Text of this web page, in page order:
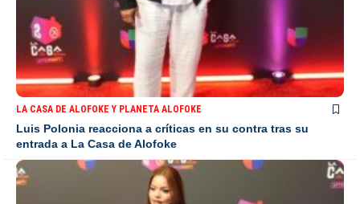
LA CASA DE ALOFOKE Y PLANETA ALOFOKE
Luis Polonia reacciona a críticas en su contra tras su
entrada a La Casa de Alofoke